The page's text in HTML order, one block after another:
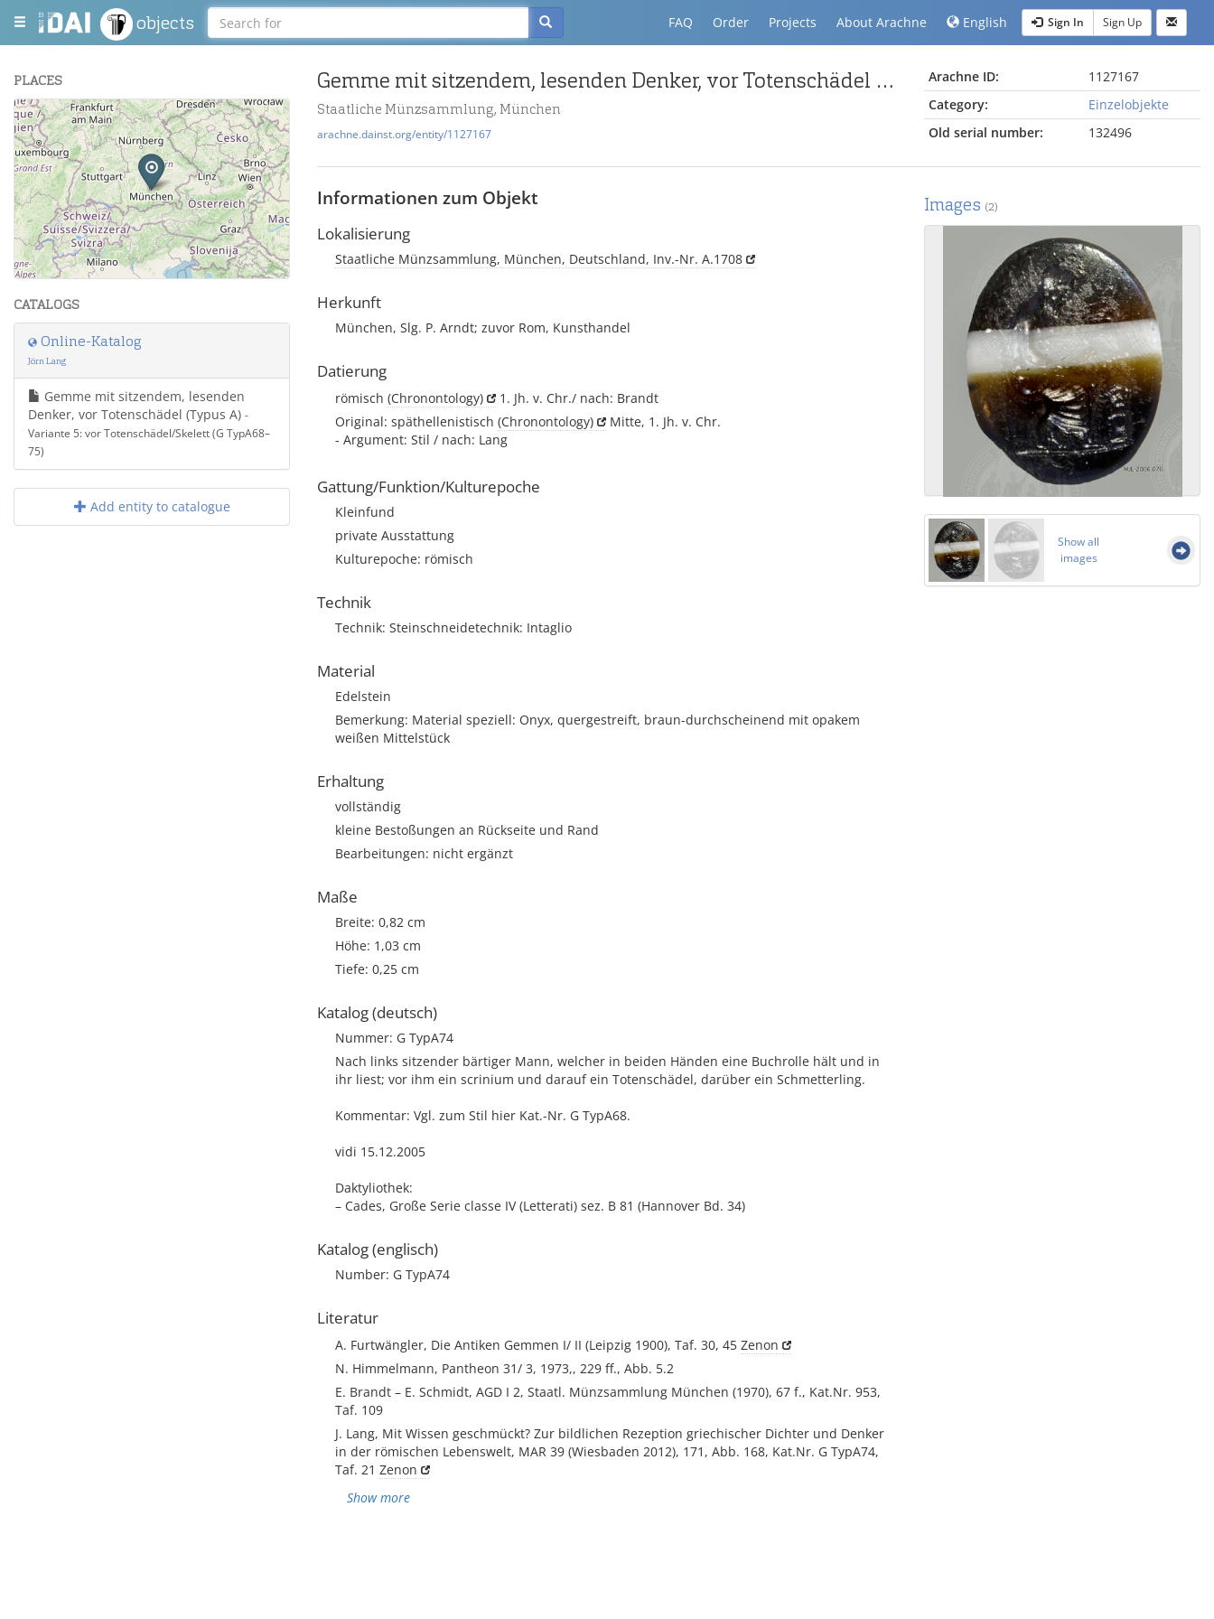
objects FAQ Order Projects About Arachne English Sign In Sign Up
PLACES
+
−
Leaflet| Maps and Data ©OpenStreetMap.
CATALOGS
Online-Katalog
Jörn Lang
Gemme mit sitzendem, lesenden
Denker, vor Totenschädel (Typus A) -
Variante 5: vor Totenschädel/Skelett (G TypA68–
75)
Add entity to catalogue
Gemme mit sitzendem, lesenden Denker, vor Totenschädel (Typus A)
Staatliche Münzsammlung, München
arachne.dainst.org/entity/1127167
Arachne ID:
1127167
Category:
Einzelobjekte
Old serial number:
132496
Informationen zum Objekt
Lokalisierung
Staatliche Münzsammlung, München, Deutschland, Inv.-Nr. A.1708
Herkunft
München, Slg. P. Arndt; zuvor Rom, Kunsthandel
Datierung
römisch (Chronontology)
1. Jh. v. Chr./ nach: Brandt
Original: späthellenistisch (Chronontology)
Mitte, 1. Jh. v. Chr.
- Argument: Stil / nach: Lang
Gattung/Funktion/Kulturepoche
Kleinfund
private Ausstattung
Kulturepoche: römisch
Technik
Technik: Steinschneidetechnik: Intaglio
Material
Edelstein
Bemerkung: Material speziell: Onyx, quergestreift, braun-durchscheinend mit opakem
weißen Mittelstück
Erhaltung
vollständig
kleine Bestoßungen an Rückseite und Rand
Bearbeitungen: nicht ergänzt
Maße
Breite: 0,82 cm
Höhe: 1,03 cm
Tiefe: 0,25 cm
Katalog (deutsch)
Nummer: G TypA74
Nach links sitzender bärtiger Mann, welcher in beiden Händen eine Buchrolle hält und in
ihr liest; vor ihm ein scrinium und darauf ein Totenschädel, darüber ein Schmetterling.
Kommentar: Vgl. zum Stil hier Kat.-Nr. G TypA68.
vidi 15.12.2005
Daktyliothek:
– Cades, Große Serie classe IV (Letterati) sez. B 81 (Hannover Bd. 34)
Katalog (englisch)
Number: G TypA74
Literatur
A. Furtwängler, Die Antiken Gemmen I/ II (Leipzig 1900), Taf. 30, 45 Zenon
N. Himmelmann, Pantheon 31/ 3, 1973,, 229 ff., Abb. 5.2
E. Brandt – E. Schmidt, AGD I 2, Staatl. Münzsammlung München (1970), 67 f., Kat.Nr. 953,
Taf. 109
J. Lang, Mit Wissen geschmückt? Zur bildlichen Rezeption griechischer Dichter und Denker
in der römischen Lebenswelt, MAR 39 (Wiesbaden 2012), 171, Abb. 168, Kat.Nr. G TypA74,
Taf. 21 Zenon
Show more
Images (2)
Show all
images